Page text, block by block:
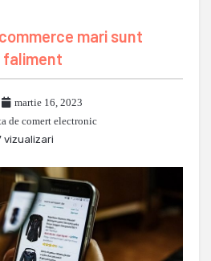
mari sunt
faliment
martie 16, 2023
de comert electronic
vizualizari